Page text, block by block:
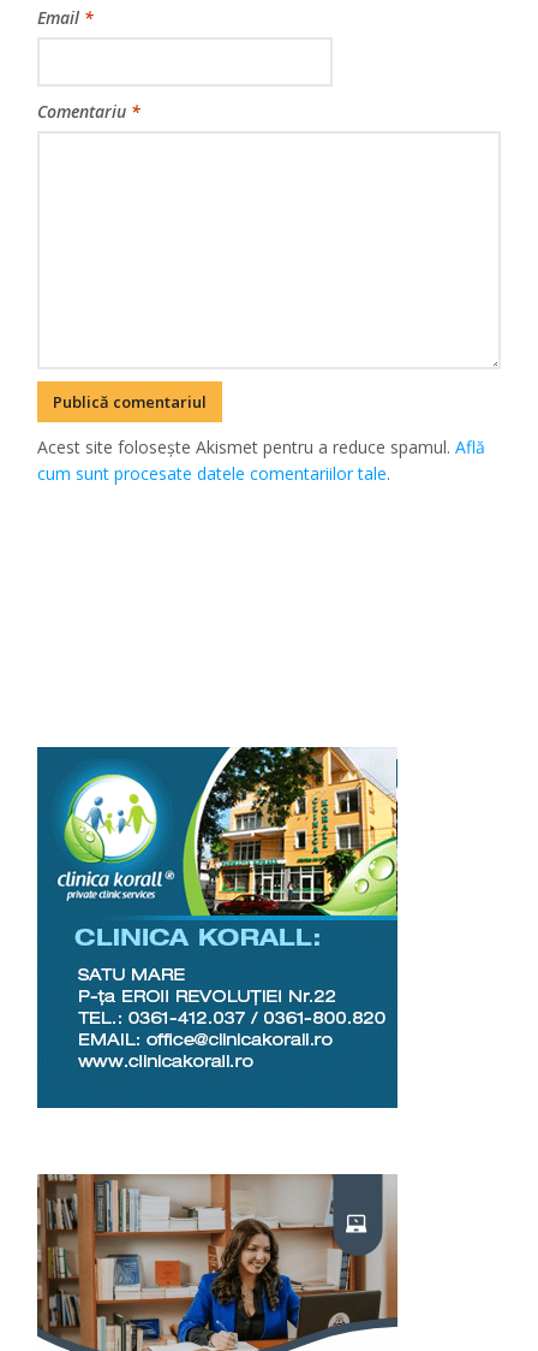
Email *
Comentariu *
Acest site folosește Akismet pentru a reduce spamul.Află
cum sunt procesate datele comentariilor tale.